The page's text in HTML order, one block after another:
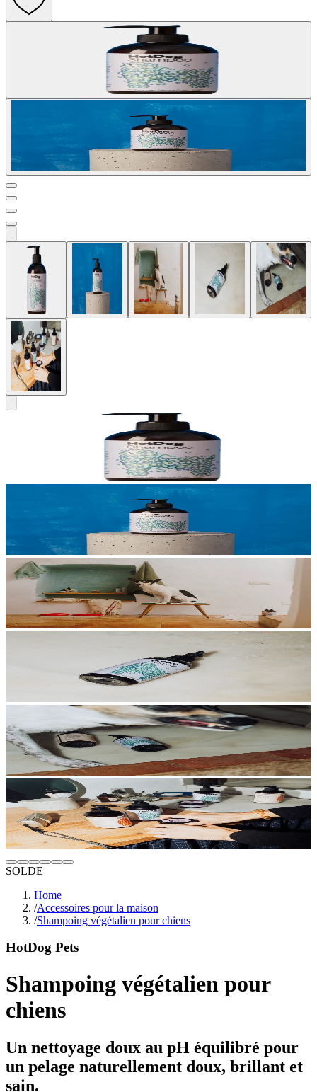
SOLDE
Home
/Accessoires pour la maison
/Shampoing végétalien pour chiens
HotDog Pets
Shampoing végétalien pour
chiens
Un nettoyage doux au pH équilibré pour
un pelage naturellement doux, brillant et
sain.